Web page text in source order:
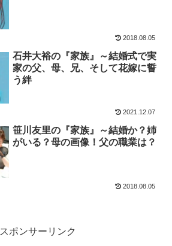
2018.08.05
石井大裕の『家族』～結婚式で実
家の父、母、兄、そして花嫁に誓
う絆
2021.12.07
笹川友里の『家族』～結婚か？姉
がいる？母の画像！父の職業は？
2018.08.05
スポンサーリンク